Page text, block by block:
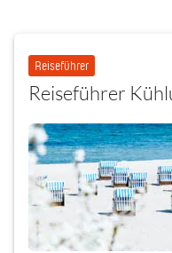
Reiseführer
Reiseführer